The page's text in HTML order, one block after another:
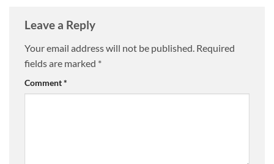
Leave a Reply
Your email address will not be published. Required
fields are marked *
Comment*